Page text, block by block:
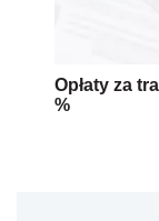
Opłaty za
%